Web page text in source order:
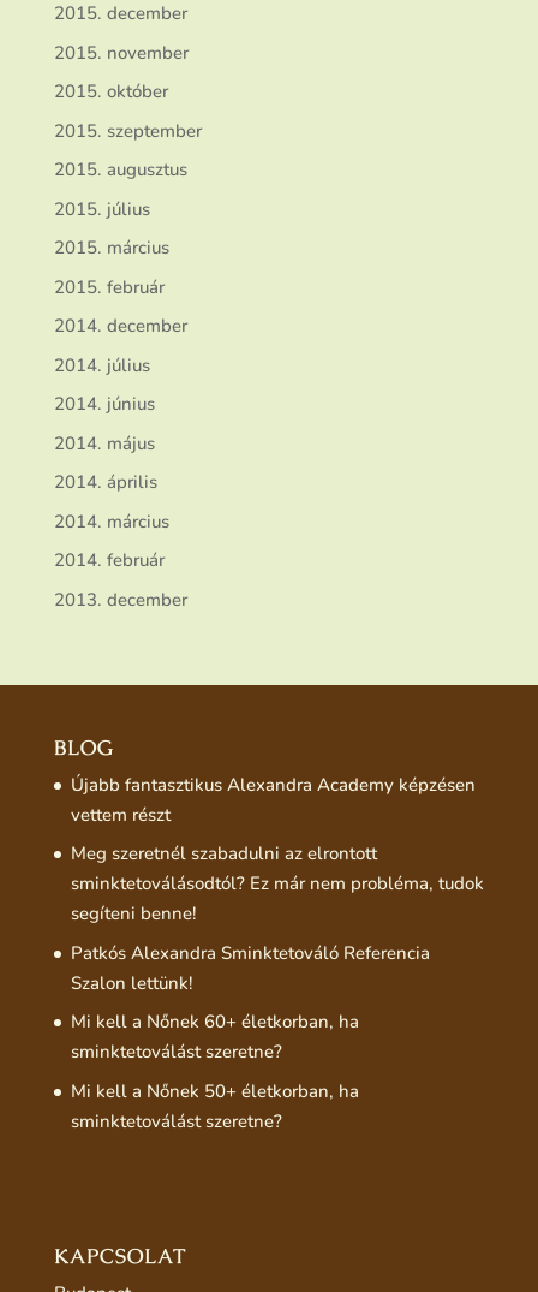
2015. december
2015. november
2015. október
2015. szeptember
2015. augusztus
2015. július
2015. március
2015. február
2014. december
2014. július
2014. június
2014. május
2014. április
2014. március
2014. február
2013. december
BLOG
Újabb fantasztikus Alexandra Academy képzésen
vettem részt
Meg szeretnél szabadulni az elrontott
sminktetoválásodtól? Ez már nem probléma, tudok
segíteni benne!
Patkós Alexandra Sminktetováló Referencia
Szalon lettünk!
Mi kell a Nőnek 60+ életkorban, ha
sminktetoválást szeretne?
Mi kell a Nőnek 50+ életkorban, ha
sminktetoválást szeretne?
KAPCSOLAT